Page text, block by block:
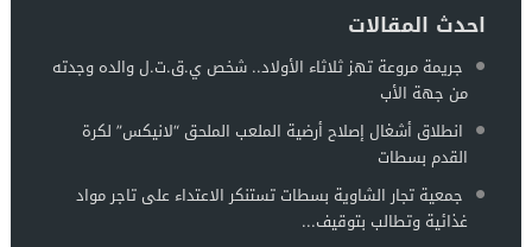
احدث المقالات
جريمة مروعة تهز ثلاثاء الأولاد.. شخص ي.ق.ت.ل والده وجدته
من جهة الأب
انطلاق أشغال إصلاح أرضية الملعب الملحق “لانيكس” لكرة
القدم بسطات
جمعية تجار الشاوية بسطات تستنكر الاعتداء على تاجر مواد
غذائية وتطالب بتوقيف...